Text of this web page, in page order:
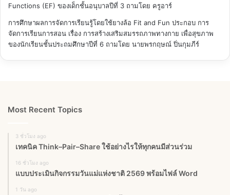
Functions (EF) ของเด็กชั้นอนุบาลปีที่ 3 ถามโดย ครูอาร์
การศึกษาผลการจัดการเรียนรู้โดยใช้ยางล้อ Fit and Fun ประกอบ การ
จัดการเรียนการสอน เรื่อง การสร้างเสริมสมรรถภาพทางกาย เพื่อสุขภาพ
ของนักเรียนชั้นประถมศึกษาปีที่ 6 ถามโดย นายพรกฤษณ์ ปิ่นกุมภีร์
Most Recent Topics
3 ชั่วโมง ago
เทคนิค Think–Pair–Share ใช้อย่างไรให้ทุกคนมีส่วนร่วม
16 ชั่วโมง ago
แบบประเมินกิจกรรมวันแม่แห่งชาติ 2569 พร้อมไฟล์ Word
1 วัน ago